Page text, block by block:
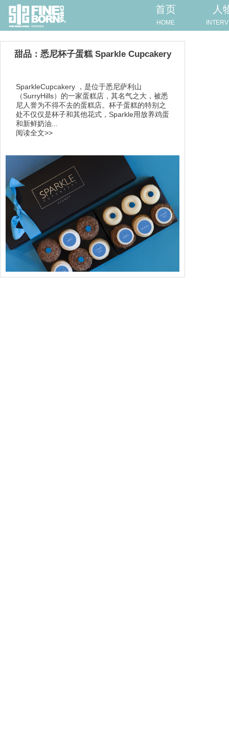
首页
HOME
人
甜品：悉尼杯子蛋糕 Sparkle Cupcakery
SparkleCupcakery ，是位于悉尼萨利山
（SurryHills）的一家蛋糕店，其名气之大，被悉
尼人誉为不得不去的蛋糕店。杯子蛋糕的特别之
处不仅仅是杯子和其他花式，Sparkle用放养鸡蛋
和新鲜奶油...
阅读全文>>